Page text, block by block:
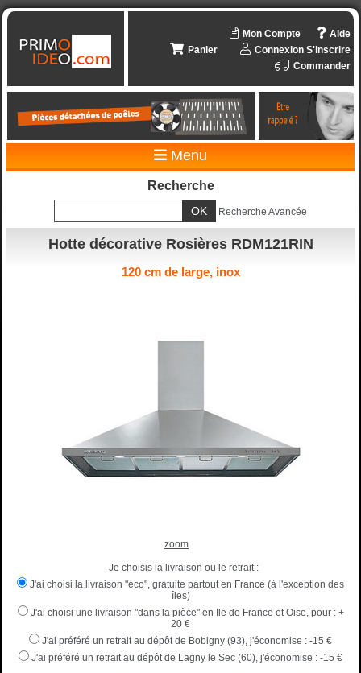
Aide
Mon Compte
Connexion S'inscrire
Panier
Commander
Menu
Recherche
Recherche Avancée
Hotte décorative Rosières RDM121RIN
120 cm de large, inox
zoom
- Je choisis la livraison ou le retrait :
J'ai choisi la livraison "éco", gratuite partout en France (à l'exception des
îles)
J'ai choisi une livraison "dans la pièce" en Ile de France et Oise, pour :+
20 €
J'ai préféré un retrait au dépôt de Bobigny (93), j'économise : -15 €
J'ai préféré un retrait au dépôt de Lagny le Sec (60), j'économise : -15 €